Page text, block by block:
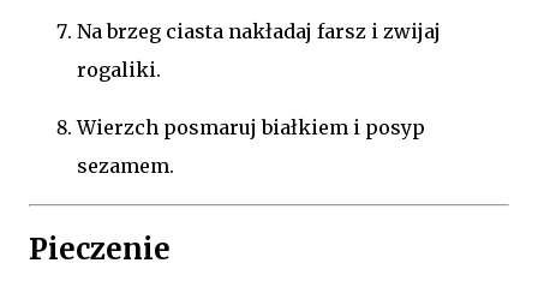
Na brzeg ciasta nakładaj farsz i zwijaj
rogaliki.
Wierzch posmaruj białkiem i posyp
sezamem.
Pieczenie